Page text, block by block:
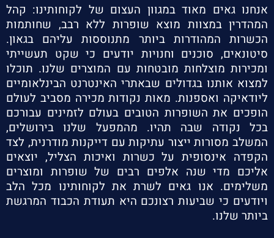
אנחנו גאים מאוד במגוון העצום של לקוחותינו: קהל
המהדרין במצוות מוצא שופרות ללא רבב, שחותמות
הכשרות המהודרות ביותר מתנוססות עליהם בגאון.
סיטונאים, סוכנים וחנויות יודעים כי שקט תעשייתי
ומכירות מוצלחות מובטחות עם המוצרים שלנו. תוכלו
למצוא אותנו בגדולים שבאתרי האינטרנט הבינלאומיים
ליודאיקה ואספנות. מאות נקודות מכירה מסביב לעולם
הופכים את השופרות הטובים בעולם לזמינים עבורכם
בכל נקודה שבה תהיו. מהמפעל שלנו בירושלים,
המשלב מסורות ייצור עתיקות עם דייקנות מודרנית, לצד
הקפדה אינסופית על כשרות ואיכות הצליל, יוצאים
אליכם מדי שנה אלפים רבים של שופרות ומוצרים
משלימים. אנו גאים לשרת את לקוחותינו מכל הלב
ויודעים כי שביעות רצונכם היא תעודת הכבוד המרגשת
ביותר שלנו.